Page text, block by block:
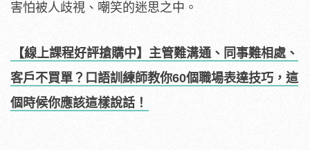
害怕被人歧視、嘲笑的迷思之中。
【線上課程好評搶購中】 主管難溝通、同事難相處、
客戶不買單？口語訓練師教你60個職場表達技巧，這
個時候你應該這樣說話！